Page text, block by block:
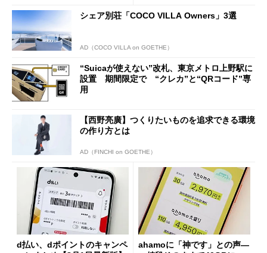
シェア別荘「COCO VILLA Owners」3選
AD（COCO VILLA on GOETHE）
“Suicaが使えない”改札、東京メトロ上野駅に
設置 期間限定で “クレカ”と“QRコード”専
用
【西野亮廣】つくりたいものを追求できる環境
の作り方とは
AD（FINCHI on GOETHE）
d払い、dポイントのキャンペ
ahamoに「神です」との声―